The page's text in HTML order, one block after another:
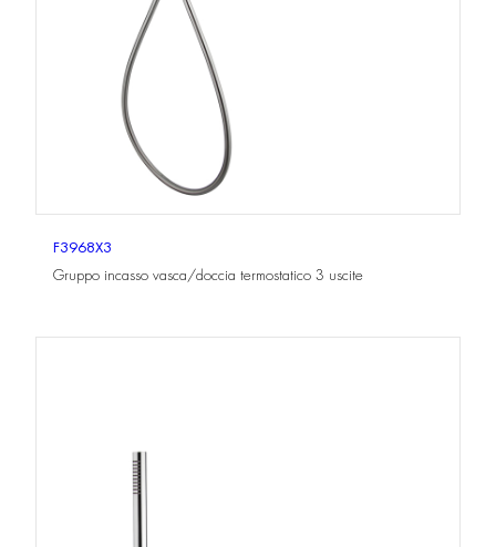
F3968X3
Gruppo incasso vasca/doccia termostatico 3 uscite